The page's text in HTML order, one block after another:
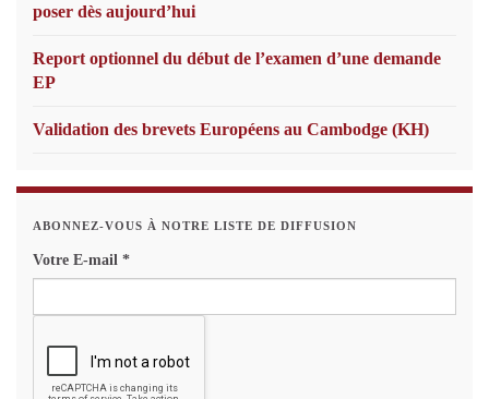
poser dès aujourd’hui
Report optionnel du début de l’examen d’une demande
EP
Validation des brevets Européens au Cambodge (KH)
ABONNEZ-VOUS À NOTRE LISTE DE DIFFUSION
Votre E-mail *